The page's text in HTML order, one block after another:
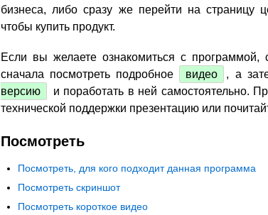
бизнеса, либо сразу же перейти на страницу
чтобы купить продукт.
Если вы желаете ознакомиться с
сначала посмотреть подробное
видео , а
версию
и поработать в ней самостоятельно.
технической поддержки презентацию или
Посмотреть
Посмотреть, для кого подходит данная программа
Посмотреть скриншот
Посмотреть короткое видео